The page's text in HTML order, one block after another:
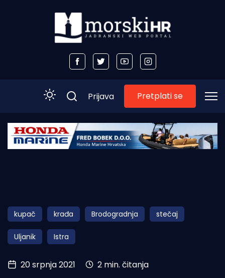
Početna
Obala
Otoci
Turizam i nautika
Pomorstvo
Prijava Pretplati se
kupač krađa Brodogradnja stečaj
Uljanik Istra
20 srpnja 2021 2 min. čitanja